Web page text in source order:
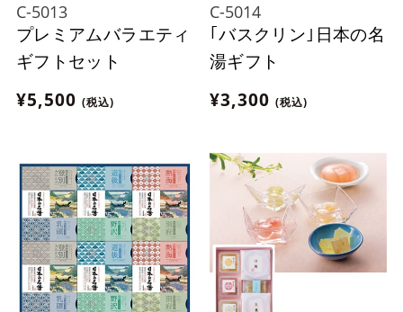
C-5013
プレミアムバラエティ
ギフトセット
¥5,500 (税込)
C-5014
｢バスクリン｣日本の名
湯ギフト
¥3,300 (税込)